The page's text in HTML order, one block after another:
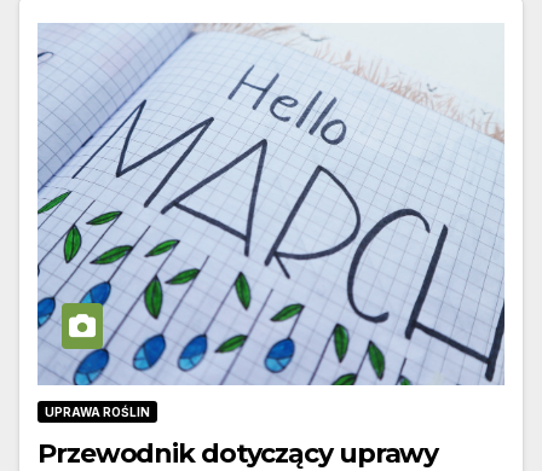
UPRAWA ROŚLIN
Przewodnik dotyczący uprawy